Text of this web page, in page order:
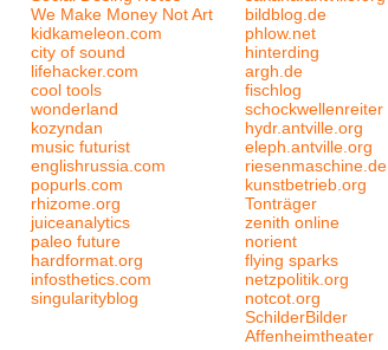
We Make Money Not Art
kidkameleon.com
city of sound
lifehacker.com
cool tools
wonderland
kozyndan
music futurist
englishrussia.com
popurls.com
rhizome.org
juiceanalytics
paleo future
hardformat.org
infosthetics.com
singularityblog
bildblog.de
phlow.net
hinterding
argh.de
fischlog
schockwellenreiter
hydr.antville.org
eleph.antville.org
riesenmaschine.de
kunstbetrieb.org
Tonträger
zenith online
norient
flying sparks
netzpolitik.org
notcot.org
SchilderBilder
Affenheimtheater